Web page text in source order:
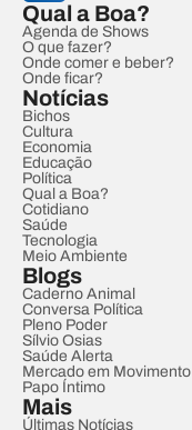
Qual a Boa?
Agenda de Shows
O que fazer?
Onde comer e beber?
Onde ficar?
Notícias
Bichos
Cultura
Economia
Educação
Política
Qual a Boa?
Cotidiano
Saúde
Tecnologia
Meio Ambiente
Blogs
Caderno Animal
Conversa Política
Pleno Poder
Sílvio Osias
Saúde Alerta
Mercado em Movimento
Papo Íntimo
Mais
Últimas Notícias